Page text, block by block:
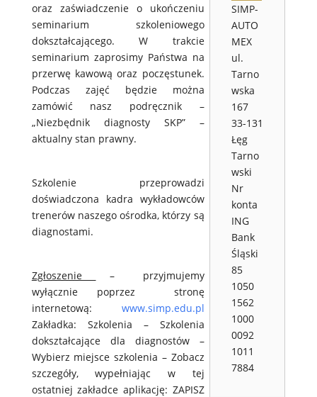
oraz zaświadczenie o ukończeniu
seminarium szkoleniowego
dokształcającego. W trakcie
seminarium zaprosimy Państwa na
przerwę kawową oraz poczęstunek.
Podczas zajęć będzie można
zamówić nasz podręcznik –
„Niezbędnik diagnosty SKP” –
aktualny stan prawny.
Szkolenie przeprowadzi
doświadczona kadra wykładowców
trenerów naszego ośrodka, którzy są
diagnostami.
Zgłoszenie
– przyjmujemy
wyłącznie poprzez stronę
internetową: www.simp.edu.pl
Zakładka: Szkolenia – Szkolenia
dokształcające dla diagnostów –
Wybierz miejsce szkolenia – Zobacz
szczegóły, wypełniając w tej
ostatniej zakładce aplikację: ZAPISZ
SIMP-
AUTO
MEX
ul.
Tarno
wska
167
33-131
Łęg
Tarno
wski
Nr
konta
ING
Bank
Śląski
85
1050
1562
1000
0092
1011
7884